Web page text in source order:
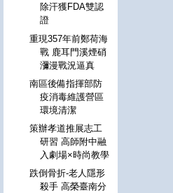
除汗獲FDA雙認
證
重現357年前鄭荷海
戰 鹿耳門溪煙硝
瀰漫戰況逼真
南區後備指揮部防
疫消毒維護營區
環境清潔
策辦孝道推展志工
研習 高師附中融
入劇場×時尚教學
跌倒骨折-老人隱形
殺手 高榮臺南分